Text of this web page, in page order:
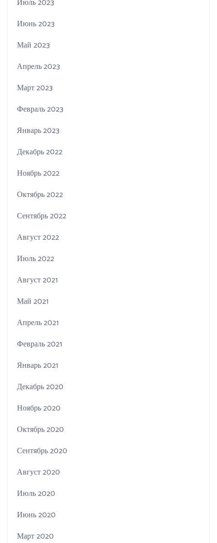
Июль 2023
Июнь 2023
Май 2023
Апрель 2023
Март 2023
Февраль 2023
Январь 2023
Декабрь 2022
Ноябрь 2022
Октябрь 2022
Сентябрь 2022
Август 2022
Июль 2022
Август 2021
Май 2021
Апрель 2021
Февраль 2021
Январь 2021
Декабрь 2020
Ноябрь 2020
Октябрь 2020
Сентябрь 2020
Август 2020
Июль 2020
Июнь 2020
Март 2020